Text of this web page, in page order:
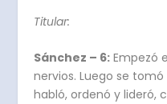
Titular:
Sánchez – 6: Empezó
nervios. Luego se
habló, ordenó y lideró,